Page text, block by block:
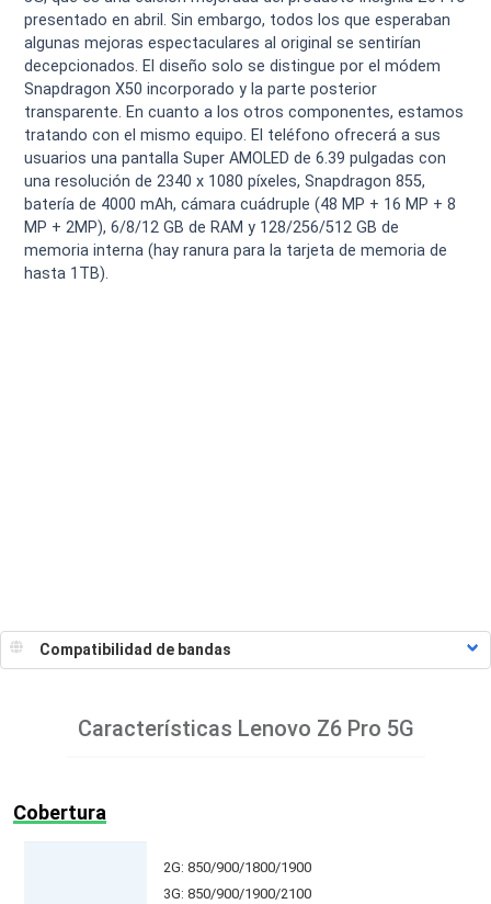
presentado en abril. Sin embargo, todos los que esperaban
algunas mejoras espectaculares al original se sentirían
decepcionados. El diseño solo se distingue por el módem
Snapdragon X50 incorporado y la parte posterior
transparente. En cuanto a los otros componentes, estamos
tratando con el mismo equipo. El teléfono ofrecerá a sus
usuarios una pantalla Super AMOLED de 6.39 pulgadas con
una resolución de 2340 x 1080 píxeles, Snapdragon 855,
batería de 4000 mAh, cámara cuádruple (48 MP + 16 MP + 8
MP + 2MP), 6/8/12 GB de RAM y 128/256/512 GB de
memoria interna (hay ranura para la tarjeta de memoria de
hasta 1TB).
Características Lenovo Z6 Pro 5G
Cobertura
2G: 850/900/1800/1900
3G: 850/900/1900/2100